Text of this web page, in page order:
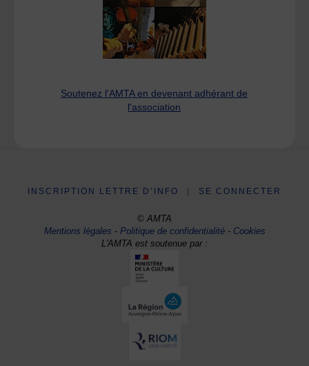
Soutenez l'AMTA en devenant adhérant de
l'association
INSCRIPTION LETTRE D’INFO SE CONNECTER
© AMTA
Mentions légales -Politique de confidentialité- Cookies
L'AMTA est soutenue par :